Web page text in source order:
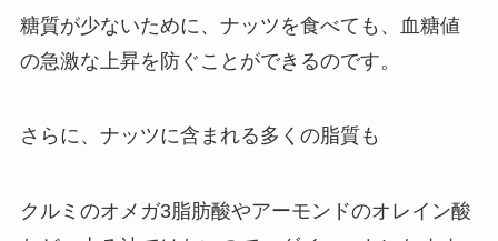
糖質が少ないために、ナッツを食べても、血糖値
の急激な上昇を防ぐことができるのです。
さらに、ナッツに含まれる多くの脂質も
クルミのオメガ3脂肪酸やアーモンドのオレイン酸